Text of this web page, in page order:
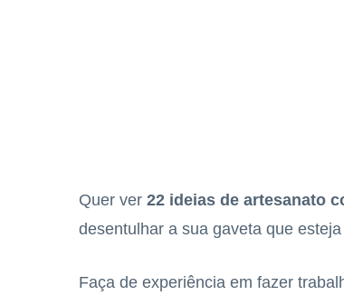
Quer ver 22 ideias de artesanato
desentulhar a sua gaveta que
Faça de experiência em fazer